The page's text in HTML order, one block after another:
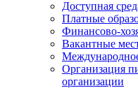
Доступная
Платные
Финансово-
Вакантные
Организация
организации